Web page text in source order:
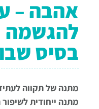
אהבה –
להגשמה
בסיס
מתנה של תקווה
מתנה ייחודית